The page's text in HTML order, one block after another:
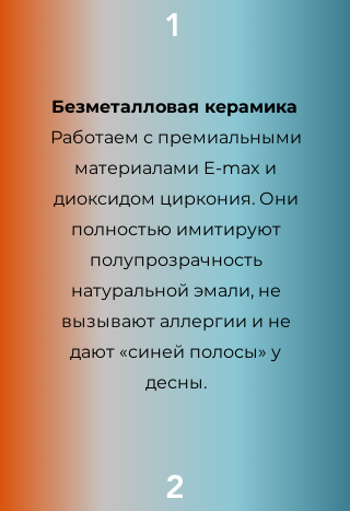
1
Безметалловая керамика
Работаем с премиальными
материалами E-max и
диоксидом циркония. Они
полностью имитируют
полупрозрачность
натуральной эмали, не
вызывают аллергии и не
дают «синей полосы» у
десны.
2